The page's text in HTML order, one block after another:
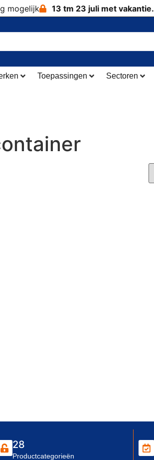
mogelijk 13 tm 23 juli met
Toepassingen Sectoren
28
Productcategorieën